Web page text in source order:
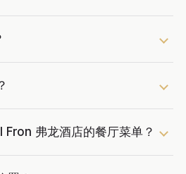
弗龙酒店的餐厅菜单？